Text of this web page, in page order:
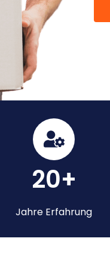
20+
Jahre Erfahrung